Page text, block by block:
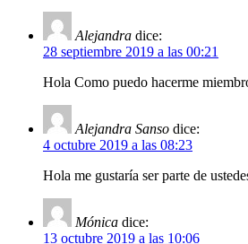
Alejandra dice:
28 septiembre 2019 a las 00:21
Hola Como puedo hacerme
Alejandra Sanso dice:
4 octubre 2019 a las 08:23
Hola me gustaría ser parte de
Mónica dice:
13 octubre 2019 a las 10:06